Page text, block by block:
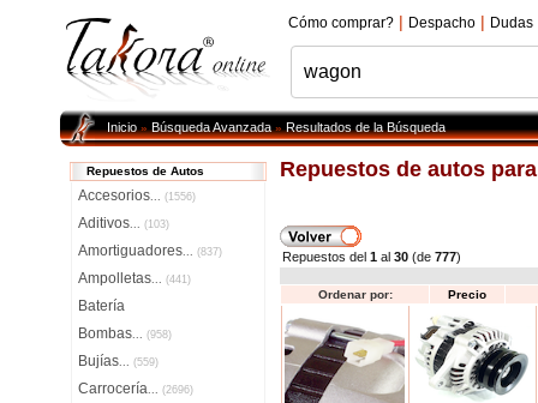
Cómo comprar? | Despacho | Dudas
Inicio»Búsqueda Avanzada»Resultados de la Búsqueda
Repuestos de Autos
Accesorios... (1556)
Aditivos... (103)
Amortiguadores... (837)
Ampolletas... (441)
Batería
Bombas... (958)
Bujías... (559)
Carrocería... (2696)
Repuestos de autos
Repuestos del 1 al 30 (de 777)
Ordenar por: Precio